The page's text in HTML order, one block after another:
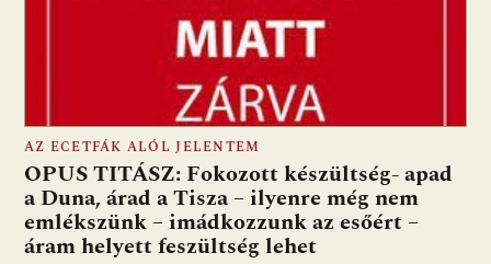
AZ ECETFÁK ALÓL JELENTEM
OPUS TITÁSZ: Fokozott készültség- apad
a Duna, árad a Tisza – ilyenre még nem
emlékszünk – imádkozzunk az esőért –
áram helyett feszültség lehet